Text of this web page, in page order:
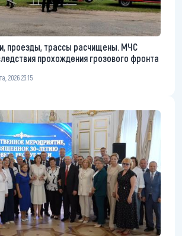
проезды, трассы расчищены. МЧС
прохождения грозового фронта
2026 23:15